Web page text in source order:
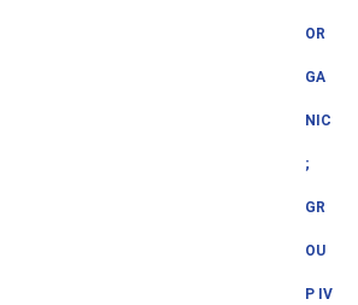
OR
GA
NIC
;
GR
OU
P IV